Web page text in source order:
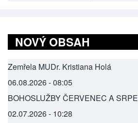
NOVÝ OBSAH
Zemřela MUDr. Kristiana Holá
06.08.2026 - 08:05
BOHOSLUŽBY ČERVENEC A
02.07.2026 - 10:28